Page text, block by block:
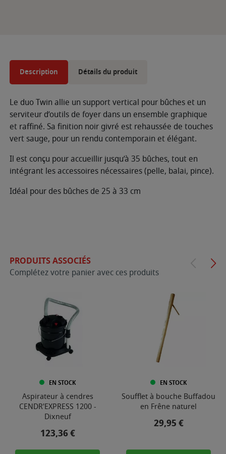
Description Détails du produit
Le duo Twin allie un support vertical pour bûches et un
serviteur d’outils de foyer dans un ensemble graphique
et raffiné. Sa finition noir givré est rehaussée de touches
vert sauge, pour un rendu contemporain et élégant.
Il est conçu pour accueillir jusqu’à 35 bûches, tout en
intégrant les accessoires nécessaires (pelle, balai, pince).
Idéal pour des bûches de 25 à 33 cm
PRODUITS ASSOCIÉS
Complétez votre panier avec ces produits
EN STOCK
Aspirateur à cendres
CENDR'EXPRESS 1200 -
Dixneuf
Prix
123,36 €
EN STOCK
Soufflet à bouche Buffadou
en Frêne naturel
Prix
29,95 €